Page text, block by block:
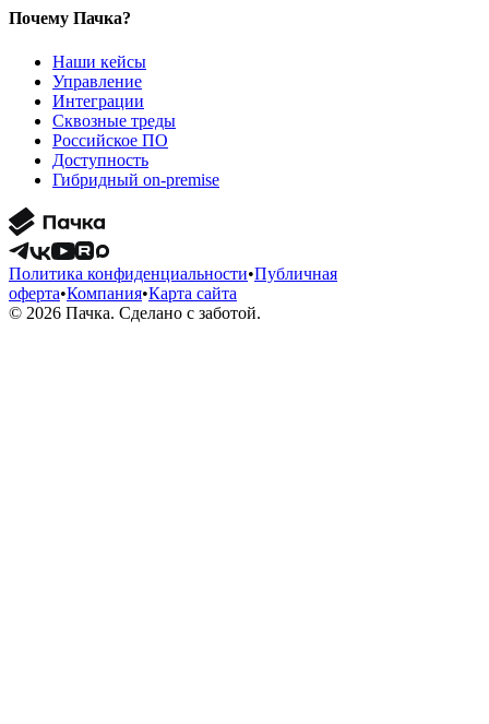
Почему Пачка?
Наши кейсы
Управление
Интеграции
Сквозные треды
Российское ПО
Доступность
Гибридный on-premise
Политика конфиденциальности•Публичная
оферта•Компания•Карта сайта
© 2026 Пачка. Сделано с заботой.